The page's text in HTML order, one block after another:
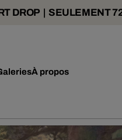
DROP | SEULEMENT
À propos